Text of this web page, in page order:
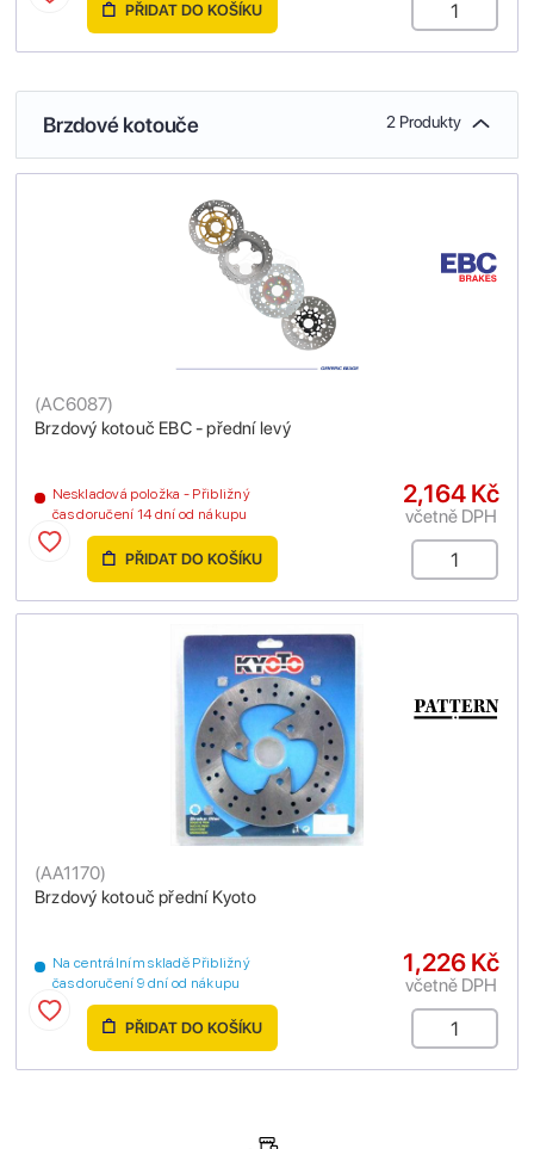
PŘIDAT DO KOŠÍKU
Brzdové kotouče 2 Produkty
Brzdový kotouč EBC - přední levý
(AC6087)
Neskladová položka - Přibližný
čas doručení 14 dní od nákupu
2,164 Kč
včetně DPH
PŘIDAT DO KOŠÍKU
Brzdový kotouč přední Kyoto
(AA1170)
Na centrálním skladě Přibližný
čas doručení 9 dní od nákupu
1,226 Kč
včetně DPH
PŘIDAT DO KOŠÍKU